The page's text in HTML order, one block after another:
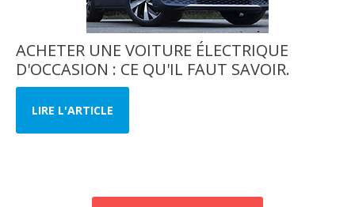
ACHETER UNE VOITURE ÉLECTRIQUE
D'OCCASION : CE QU'IL FAUT SAVOIR.
LIRE L'ARTICLE